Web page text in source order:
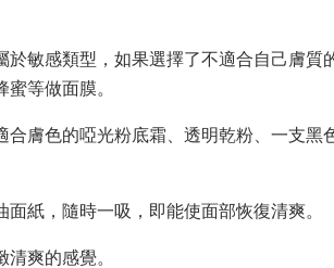
敏感類型，如果選擇了不適合自己膚質
等做面膜。
色的啞光粉底霜、透明乾粉、一支黑
紙，隨時一吸，即能使面部恢復清爽。
爽的感覺。